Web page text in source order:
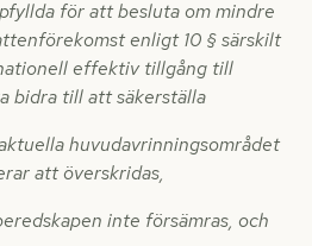
för att besluta om mindre
enligt 10 § särskilt
effektiv tillgång till
bidra till att säkerställa
huvudavrinningsområdet
att överskridas,
inte försämras, och